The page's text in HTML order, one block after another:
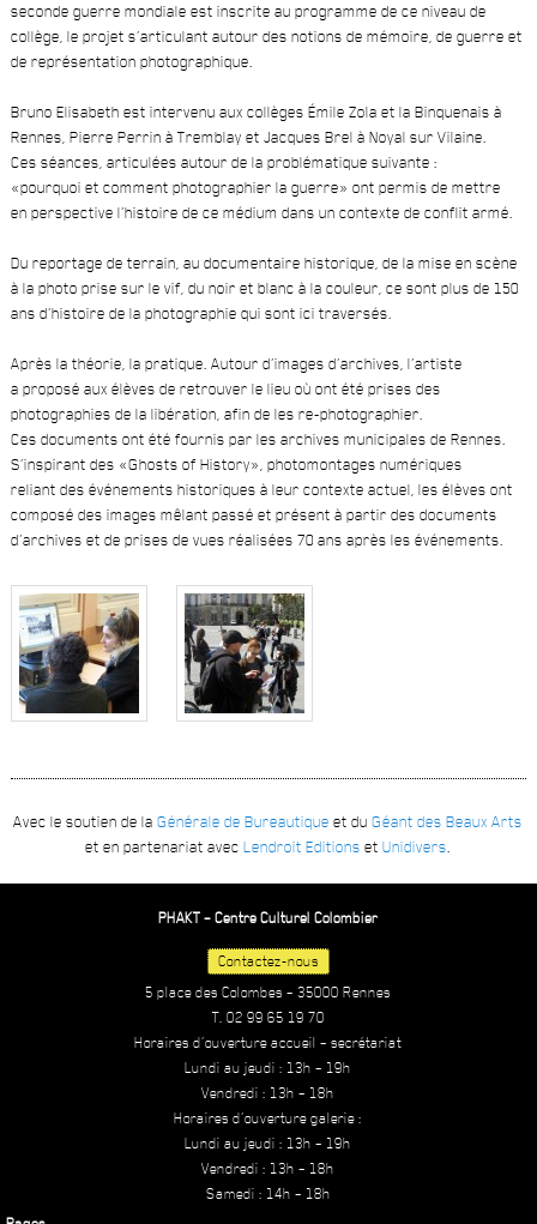
seconde guerre mondiale est inscrite au programme de ce niveau de
collège, le projet s’articulant autour des notions de mémoire, de guerre et
de représentation photographique.
Bruno Elisabeth est intervenu aux collèges Émile Zola et la Binquenais à
Rennes, Pierre Perrin à Tremblay et Jacques Brel à Noyal sur Vilaine.
Ces séances, articulées autour de la problématique suivante :
«pourquoi et comment photographier la guerre» ont permis de mettre
en perspective l’histoire de ce médium dans un contexte de conflit armé.
Du reportage de terrain, au documentaire historique, de la mise en scène
à la photo prise sur le vif, du noir et blanc à la couleur, ce sont plus de 150
ans d’histoire de la photographie qui sont ici traversés.
Après la théorie, la pratique. Autour d’images d’archives, l’artiste
a proposé aux élèves de retrouver le lieu où ont été prises des
photographies de la libération, afin de les re-photographier.
Ces documents ont été fournis par les archives municipales de Rennes.
S’inspirant des «Ghosts of History», photomontages numériques
reliant des événements historiques à leur contexte actuel, les élèves ont
composé des images mêlant passé et présent à partir des documents
d’archives et de prises de vues réalisées 70 ans après les événements.
Avec le soutien de laGénérale de Bureautique et duGéant des Beaux Arts
et en partenariat avecLendroit Editions etUnidivers
PHAKT – Centre Culturel Colombier
Contactez-nous
5 place des Colombes – 35000 Rennes
T. 02 99 65 19 70
Horaires d’ouverture accueil – secrétariat
Lundi au jeudi : 13h – 19h
Vendredi : 13h – 18h
Horaires d’ouverture galerie :
Lundi au jeudi : 13h – 19h
Vendredi : 13h – 18h
Samedi : 14h – 18h